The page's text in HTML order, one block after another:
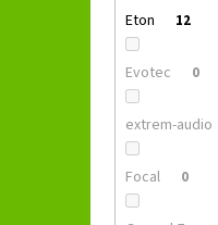
Eton 12
Evotec 0
extrem-audio
Focal 0